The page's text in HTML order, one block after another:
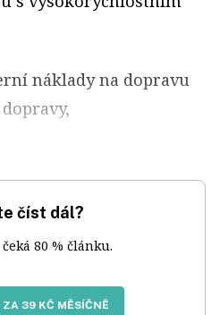
náklady na dopravu
číst dál?
čeká 80 % článku.
ZA 39 KČ MĚSÍČNĚ